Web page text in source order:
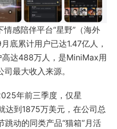
情感陪伴平台“星野”（海外
底累计用户已达1.47亿人，
达488万人，是MiniMax用
最大收入来源。
年前三季度，仅星
达到1875万美元，在公司总
动的同类产品“猫箱”月活